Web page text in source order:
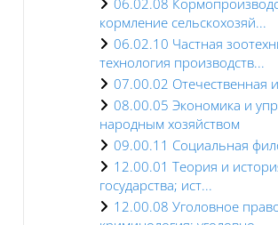
кормление сельскохозяй...
06.02.10 Частная
технология производств...
07.00.02 Отечественная
08.00.05 Экономика и
народным хозяйством
09.00.11 Социальная
12.00.01 Теория и
государства; ист...
12.00.08 Уголовное